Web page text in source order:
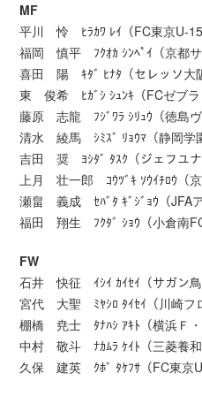
MF
平川 怜 ﾋﾗｶﾜ ﾚｲ（FC東京U-15
福岡 慎平 ﾌｸｵｶ ｼﾝﾍﾟｲ（京都サ
喜田 陽 ｷﾀﾞ ﾋﾅﾀ（セレッソ大
東 俊希 ﾋｶﾞｼ ｼｭﾝｷ（FCゼブラ
藤原 志龍 ﾌｼﾞﾜﾗ ｼﾘｭｳ（徳島ヴ
清水 綾馬 ｼﾐｽﾞ ﾘｮｳﾏ（静岡学
吉田 奨 ﾖｼﾀﾞ ﾀｽｸ（ジェフユナ
上月 壮一郎 ｺｳﾂﾞｷ ｿｳｲﾁﾛｳ（京
瀬畠 義成 ｾﾊﾞﾀ ｷﾞｼﾞｮｳ（JFAア
福田 翔生 ﾌｸﾀﾞ ｼｮｳ（小倉南FC
FW
石井 快征 ｲｼｲ ｶｲｾｲ（サガン鳥
宮代 大聖 ﾐﾔｼﾛ ﾀｲｾｲ（川崎フ
棚橋 尭士 ﾀﾅﾊｼ ｱｷﾄ（横浜Ｆ・
中村 敬斗 ﾅｶﾑﾗ ｹｲﾄ（三菱養和
久保 建英 ｸﾎﾞ ﾀｹﾌｻ（FC東京